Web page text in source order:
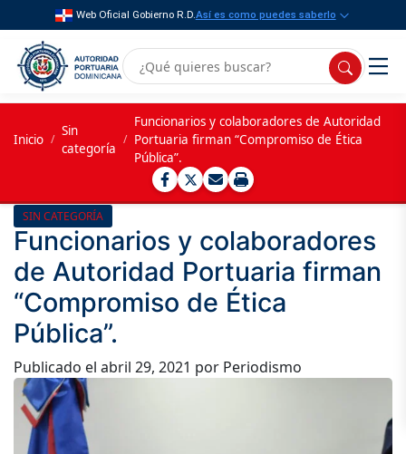
Web Oficial Gobierno R.D.Así es como puedes saberlo
Inicio /
Sin
categoría
/
Funcionarios y colaboradores de Autoridad
Portuaria firman “Compromiso de Ética
Pública”.
SIN CATEGORÍA
Funcionarios y colaboradores
de Autoridad Portuaria firman
“Compromiso de Ética
Pública”.
Publicado el abril 29, 2021 por Periodismo